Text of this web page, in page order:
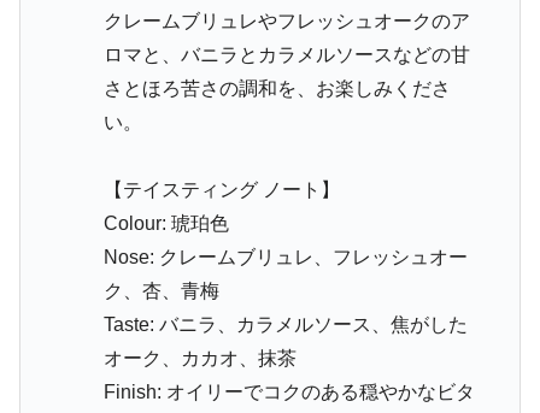
クレームブリュレやフレッシュオークのア
ロマと、バニラとカラメルソースなどの甘
さとほろ苦さの調和を、お楽しみくださ
い。
【テイスティング ノート】
Colour: 琥珀色
Nose: クレームブリュレ、フレッシュオー
ク、杏、青梅
Taste: バニラ、カラメルソース、焦がした
オーク、カカオ、抹茶
Finish: オイリーでコクのある穏やかなビタ